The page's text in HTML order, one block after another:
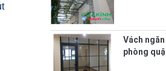
Vách
phòng